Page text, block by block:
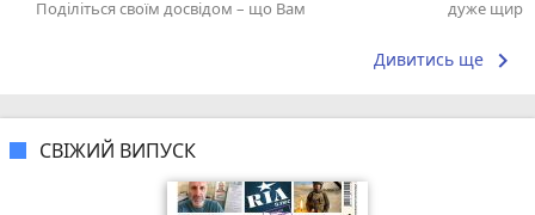
Поділіться своїм досвідом – що Вам
дуже щира
Дивитись ще keyboard_arrow_right
СВІЖИЙ ВИПУСК